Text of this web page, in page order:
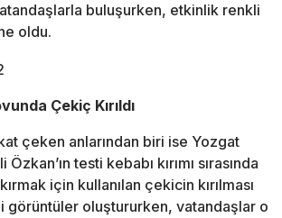
buluşurken, etkinlik renkli
oldu.
Çekiç Kırıldı
çeken anlarından biri ise Yozgat
testi kebabı kırımı sırasında
için kullanılan çekicin kırılması
görüntüler oluştururken, vatandaşlar o